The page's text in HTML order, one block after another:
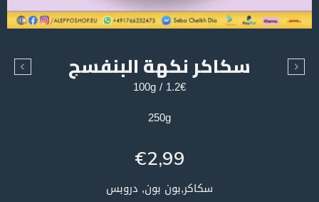
سكاكر نكهة البنفسج
1.2€ / 100g
250g
€2,99
سكاكر,بون بون, دروبس